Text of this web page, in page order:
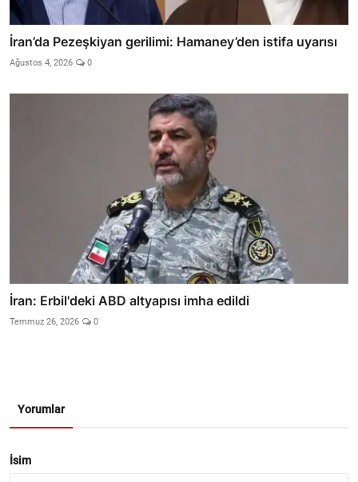
İran’da Pezeşkiyan gerilimi: Hamaney’den istifa uyarısı
Ağustos 4, 2026 0
İran: Erbil'deki ABD altyapısı imha edildi
Temmuz 26, 2026 0
Yorumlar
İsim